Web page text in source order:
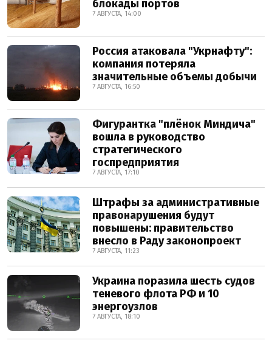
блокады портов
7 АВГУСТА, 14:00
Россия атаковала "Укрнафту":
компания потеряла
значительные объемы добычи
7 АВГУСТА, 16:50
Фигурантка "плёнок Миндича"
вошла в руководство
стратегического
госпредприятия
7 АВГУСТА, 17:10
Штрафы за административные
правонарушения будут
повышены: правительство
внесло в Раду законопроект
7 АВГУСТА, 11:23
Украина поразила шесть судов
теневого флота РФ и 10
энергоузлов
7 АВГУСТА, 18:10